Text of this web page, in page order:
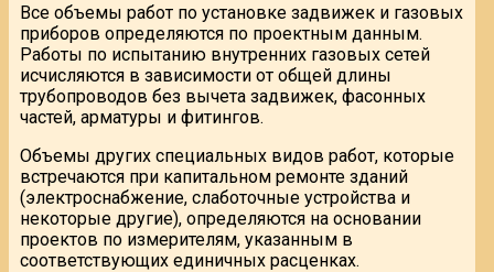
Все объемы работ по установке задвижек и газовых
приборов определяются по проектным данным.
Работы по испытанию внутренних газовых сетей
исчисляются в зависимости от общей длины
трубопроводов без вычета задвижек, фасонных
частей, арматуры и фитингов.
Объемы других специальных видов работ, которые
встречаются при капитальном ремонте зданий
(электроснабжение, слаботочные устройства и
некоторые другие), определяются на основании
проектов по измерителям, указанным в
соответствующих единичных расценках.